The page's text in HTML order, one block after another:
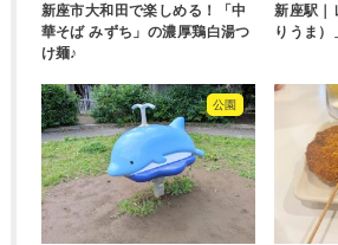
新座市大和田で楽しめる！「中
華そば みずち」の濃厚鶏白湯つ
け麺♪
新座駅｜
りうま
公園